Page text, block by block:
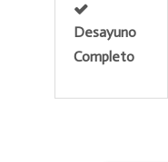
Desayuno
Completo